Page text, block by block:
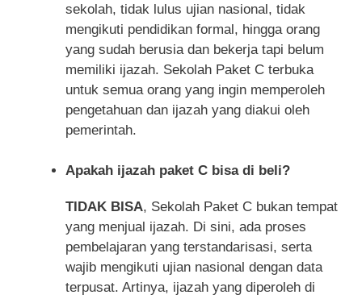
sekolah, tidak lulus ujian nasional, tidak
mengikuti pendidikan formal, hingga orang
yang sudah berusia dan bekerja tapi belum
memiliki ijazah. Sekolah Paket C terbuka
untuk semua orang yang ingin memperoleh
pengetahuan dan ijazah yang diakui oleh
pemerintah.
Apakah ijazah paket C bisa di beli?
TIDAK BISA, Sekolah Paket C bukan tempat
yang menjual ijazah. Di sini, ada proses
pembelajaran yang terstandarisasi, serta
wajib mengikuti ujian nasional dengan data
terpusat. Artinya, ijazah yang diperoleh di